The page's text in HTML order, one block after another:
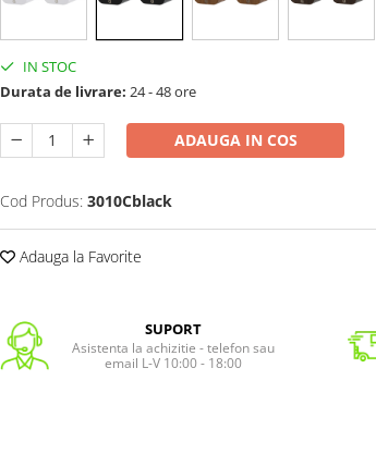
IN STOC
Durata de livrare: 24 - 48 ore
ADAUGA IN COS
Cod Produs: 3010Cblack
Adauga la Favorite
SUPORT
Asistenta la achizitie - telefon sau
email L-V 10:00 - 18:00